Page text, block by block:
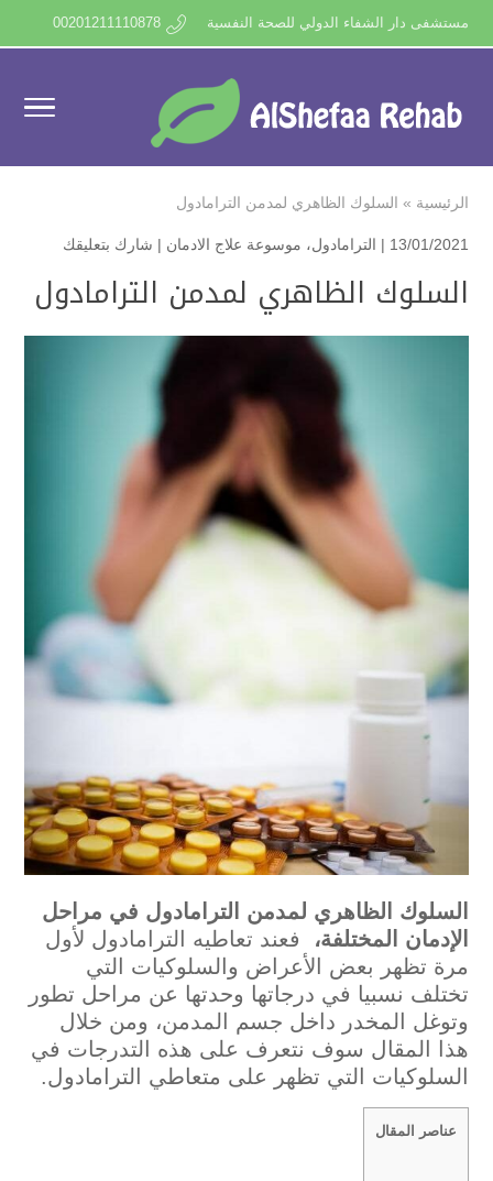
مستشفى دار الشفاء الدولي للصحة النفسية 00201211110878
الرئيسية » السلوك الظاهري لمدمن الترامادول
13/01/2021 | الترامادول، موسوعة علاج الادمان | شارك بتعليقك
السلوك الظاهري لمدمن الترامادول
السلوك الظاهري لمدمن الترامادول في مراحل
الإدمان
المختلفة،
فعند تعاطيه الترامادول لأول
مرة تظهر بعض الأعراض والسلوكيات التي
تختلف نسبيا في درجاتها وحدتها عن مراحل تطور
وتوغل المخدر داخل جسم المدمن، ومن خلال
هذا المقال سوف نتعرف على هذه التدرجات في
السلوكيات التي تظهر على متعاطي الترامادول.
عناصر المقال